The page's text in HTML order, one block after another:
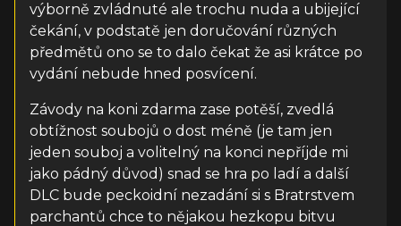
výborně zvládnuté ale trochu nuda a ubijející
čekání, v podstatě jen doručování různých
předmětů ono se to dalo čekat že asi krátce po
vydání nebude hned posvícení.
Závody na koni zdarma zase potěší, zvedlá
obtížnost soubojů o dost méně (je tam jen
jeden souboj a volitelný na konci nepříjde mi
jako pádný důvod) snad se hra po ladí a další
DLC bude peckoidní nezadání si s Bratrstvem
parchantů chce to nějakou hezkopu bitvu